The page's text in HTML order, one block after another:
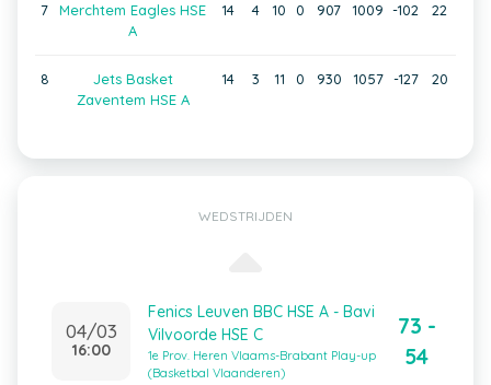
7
Merchtem Eagles HSE
A
14 4 10 0 907 1009 -102 22
8
Jets Basket
Zaventem HSE A
14 3 11 0 930 1057 -127 20
WEDSTRIJDEN
04/03
16:00
Fenics Leuven BBC HSE A - Bavi
Vilvoorde HSE C
1e Prov. Heren Vlaams-Brabant Play-up
(Basketbal Vlaanderen)
73 -
54